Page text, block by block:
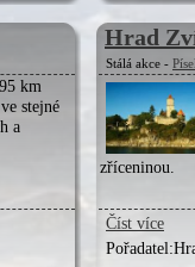
km
stejné
a
Hrad
Stálá akce -
zříceninou.
Číst více
Pořadatel: